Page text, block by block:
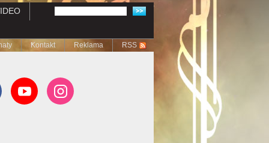
Kontakt Reklama RSS